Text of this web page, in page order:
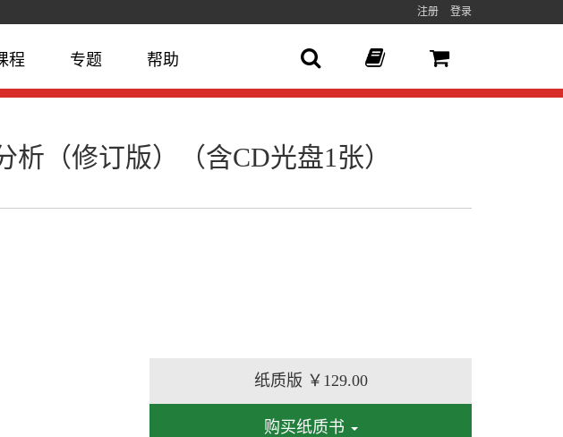
注册 登录
程 专题 帮助
析（修订版）（含CD光盘1张）
纸质版 ￥129.00
购买纸质书